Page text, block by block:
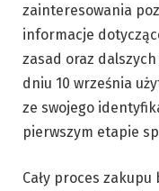
zainteresowania
informacje
zasad oraz
dniu 10 września
ze swojego
pierwszym etapie
Cały proces